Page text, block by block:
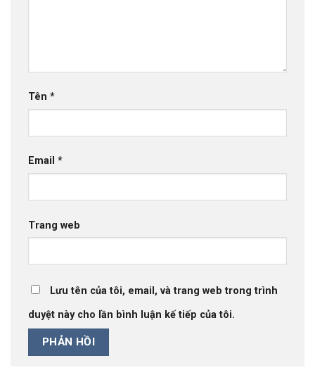
Tên *
Email *
Trang web
Lưu tên của tôi, email, và trang web trong trình
duyệt này cho lần bình luận kế tiếp của tôi.